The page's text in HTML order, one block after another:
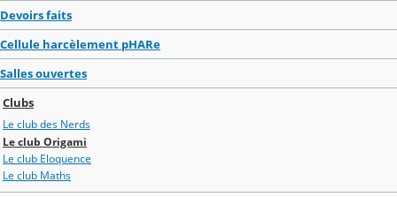
Devoirs faits
Cellule harcèlement pHARe
Salles ouvertes
Clubs
Le club des Nerds
Le club Origami
Le club Eloquence
Le club Maths